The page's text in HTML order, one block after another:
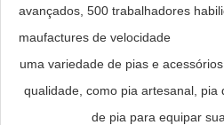
avançados, 500 trabalhadores
maufactures de velocidade
uma variedade de pias e
qualidade, como pia artesanal, pia
de pia para equipar